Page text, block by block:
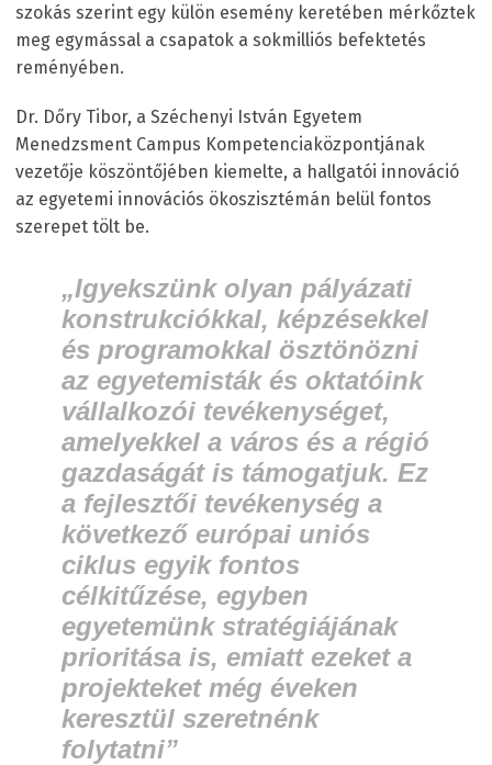
szokás szerint egy külön esemény keretében mérkőztek
meg egymással a csapatok a sokmilliós befektetés
reményében.
Dr. Dőry Tibor, a Széchenyi István Egyetem
Menedzsment Campus Kompetenciaközpontjának
vezetője köszöntőjében kiemelte, a hallgatói innováció
az egyetemi innovációs ökoszisztémán belül fontos
szerepet tölt be.
„Igyekszünk olyan pályázati
konstrukciókkal, képzésekkel
és programokkal ösztönözni
az egyetemisták és oktatóink
vállalkozói tevékenységet,
amelyekkel a város és a régió
gazdaságát is támogatjuk. Ez
a fejlesztői tevékenység a
következő európai uniós
ciklus egyik fontos
célkitűzése, egyben
egyetemünk stratégiájának
prioritása is, emiatt ezeket a
projekteket még éveken
keresztül szeretnénk
folytatni”